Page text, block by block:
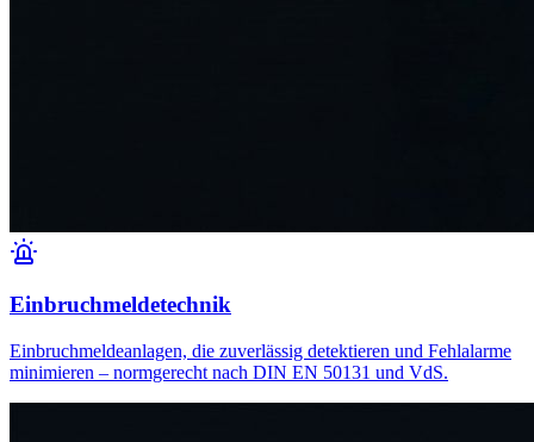
Einbruchmeldetechnik
Einbruchmeldeanlagen, die zuverlässig detektieren und Fehlalarme
minimieren – normgerecht nach DIN EN 50131 und VdS.